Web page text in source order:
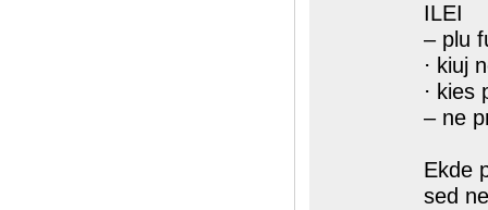
ILEI
– plu
⋅ kiuj
⋅ kies
– ne
Ekde
sed